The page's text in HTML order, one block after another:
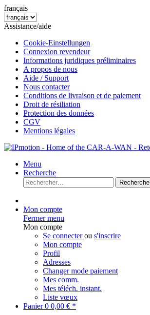
français
Assistance/aide
Cookie-Einstellungen
Connexion revendeur
Informations juridiques préliminaires
A propos de nous
Aide / Support
Nous contacter
Conditions de livraison et de paiement
Droit de résiliation
Protection des données
CGV
Mentions légales
Menu
Recherche
Recherche
Mon compte
Fermer menu
Mon compte
Se connecterou s'inscrire
Mon compte
Profil
Adresses
Changer mode paiement
Mes comm.
Mes téléch. instant.
Liste vœux
Panier0 0,00 € *